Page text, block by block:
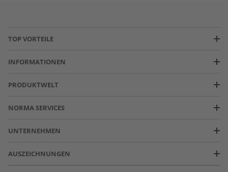
TOP VORTEILE
INFORMATIONEN
PRODUKTWELT
NORMA SERVICES
UNTERNEHMEN
AUSZEICHNUNGEN